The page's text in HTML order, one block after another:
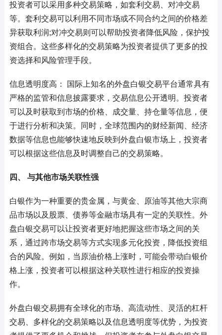
投资者可以采用多种交易策略，如套利交易、对冲交易
等。套利交易可以利用不同市场或不同合约之间的价格差
异获取利润;对冲交易则可以帮助投资者降低风险，保护投
资组合。这些多样化的交易策略为投资者提供了更多的投
资选择和风险管理手段。
信息透明度高： 国际上知名的外盘白银交易平台通常具有
严格的监管和信息披露要求，交易信息公开透明。投资者
可以及时获取到市场的价格、成交量、持仓量等信息，便
于进行分析和决策。同时，全球范围内的财经新闻、经济
数据等信息也能够快速地反映到外盘白银市场上，投资者
可以根据这些信息及时调整自己的交易策略。
四、 与其他市场关联性强
白银作为一种重要的贵金属，与黄金、原油等其他大宗商
品市场以及股票、债券等金融市场具有一定的关联性。外
盘白银交易可以让投资者更好地把握这些市场之间的关
系，通过跨市场交易等方式实现多元化投资，降低投资组
合的风险。例如，当原油价格上涨时，可能会带动白银价
格上涨，投资者可以根据这种关联性进行相应的投资操
作。
外盘白银交易拥有全球化的市场、高流动性、灵活的杠杆
交易、多样化的交易策略以及信息透明度等优势，为投资